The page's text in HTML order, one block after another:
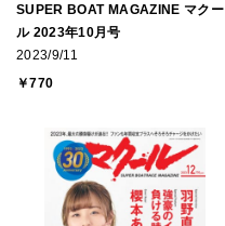
SUPER BOAT MAGAZINE マクー
ル 2023年10月号
2023/9/11
￥770